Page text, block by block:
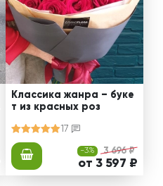
Классика жанра – буке
т из красных роз
17
-3% 3 696 ₽
от 3 597 ₽